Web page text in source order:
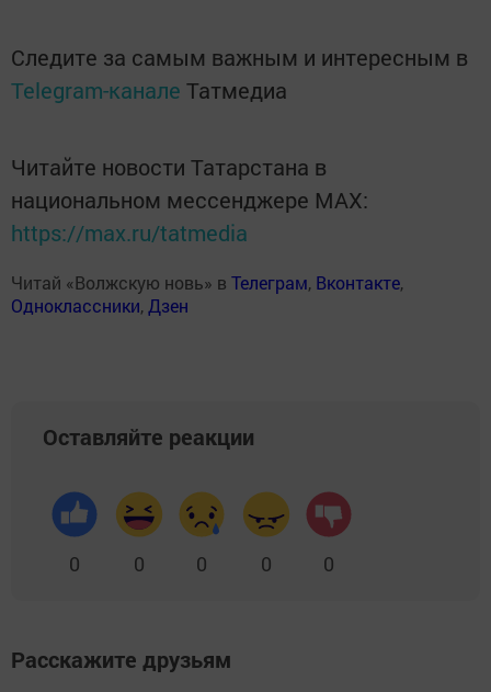
Следите за самым важным и интересным в
Telegram-канале Татмедиа
Читайте новости Татарстана в
национальном мессенджере MАХ:
https://max.ru/tatmedia
Читай «Волжскую новь» в Телеграм, Вконтакте,
Одноклассники, Дзен
Оставляйте реакции
0 0 0 0 0
Расскажите друзьям